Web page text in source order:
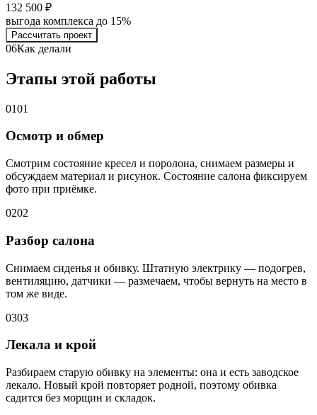
132 500 ₽
выгода комплекса до 15%
Рассчитать проект
06Как делали
Этапы этой работы
0101
Осмотр и обмер
Смотрим состояние кресел и поролона, снимаем размеры и
обсуждаем материал и рисунок. Состояние салона фиксируем
фото при приёмке.
0202
Разбор салона
Снимаем сиденья и обивку. Штатную электрику — подогрев,
вентиляцию, датчики — размечаем, чтобы вернуть на место в
том же виде.
0303
Лекала и крой
Разбираем старую обивку на элементы: она и есть заводское
лекало. Новый крой повторяет родной, поэтому обивка
садится без морщин и складок.